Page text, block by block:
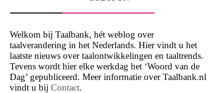
Welkom bij Taalbank, hét weblog over
taalverandering in het Nederlands. Hier vindt u het
laatste nieuws over taalontwikkelingen en taaltrends.
Tevens wordt hier elke werkdag het ‘Woord van de
Dag’ gepubliceerd. Meer informatie over Taalbank.nl
vindt u bij Contact.